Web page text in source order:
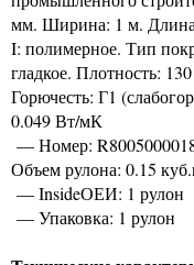
мм. Ширина: 1 м.
I: полимерное. Тип
гладкое. Плотность:
Горючесть: Г1
0.049 Вт/мК
— Номер:
Объем рулона: 0.15
— InsideОЕИ: 1 рулон
— Упаковка: 1 рулон